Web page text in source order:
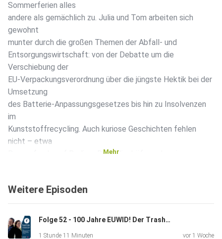
Sommerferien alles
andere als gemächlich zu. Julia und Tom arbeiten sich
gewohnt
munter durch die großen Themen der Abfall- und
Entsorgungswirtschaft: von der Debatte um die
Verschiebung der
EU-Verpackungsverordnung über die jüngste Hektik bei der
Umsetzung
des Batterie-Anpassungsgesetzes bis hin zu Insolvenzen
im
Kunststoffrecycling. Auch kuriose Geschichten fehlen
nicht – etwa
Drogenfunde auf Berliner Recyclinghöfen oder ein
versorgt.
Thema
nach. Denn Sandra Giern, Geschäftsführerin beim
Mehr
Weitere Episoden
Folge 52 - 100 Jahre EUWID! Der TrashTalk feiert mit!
1 Stunde 11 Minuten vor 1 Woche